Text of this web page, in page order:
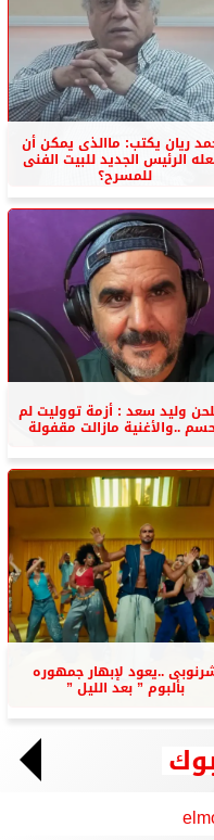
ريان يكتب: ماالذى يمكن أن
الرئيس الجديد للبيت الفنى
للمسرح؟
وليد سعد : أزمة تووليت لم
..والأغنية مازالت مقفولة
..يعود لإبهار جمهوره
بألبوم ” بعد الليل ”